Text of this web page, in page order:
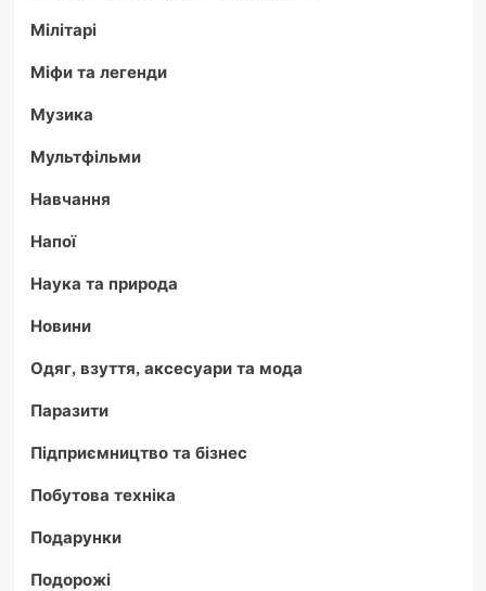
Мілітарі
Міфи та легенди
Музика
Мультфільми
Навчання
Напої
Наука та природа
Новини
Одяг, взуття, аксесуари та мода
Паразити
Підприємництво та бізнес
Побутова техніка
Подарунки
Подорожі